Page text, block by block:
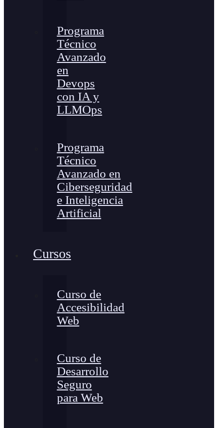
Programa
Técnico
Avanzado
en
Devops
con IA y
LLMOps
Programa
Técnico
Avanzado en
Ciberseguridad
e Inteligencia
Artificial
Cursos
Curso de
Accesibilidad
Web
Curso de
Desarrollo
Seguro
para Web